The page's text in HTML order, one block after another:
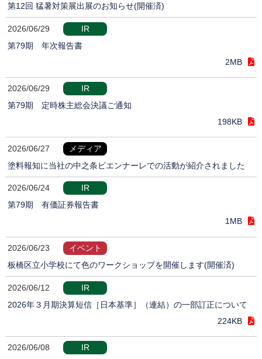
第12回 猛暑対策展出展のお知らせ(開催済)
2026/06/29
IR
第79期 年次報告書
2MB
2026/06/29
IR
第79期 定時株主総会決議ご通知
198KB
2026/06/27
メディア
塗料報知に当社の中之条ビエンナーレでの活動が紹介されました
2026/06/24
IR
第79期 有価証券報告書
1MB
2026/06/23
イベント
板橋区立小学校にて色のワークショップを開催します(開催済)
2026/06/12
IR
2026年３月期決算短信［日本基準］（連結）の一部訂正について
224KB
2026/06/08
IR